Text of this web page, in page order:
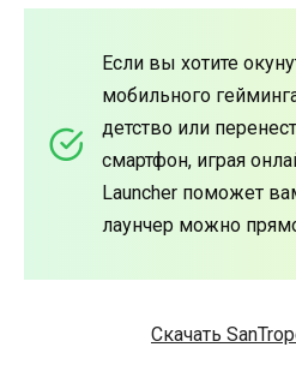
Если вы хотите
мобильного
детство или
смартфон, играя
Launcher поможет
лаунчер можно
Скачать